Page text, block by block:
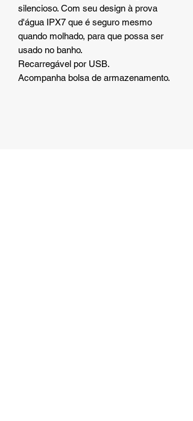
silencioso. Com seu design à prova
d'água IPX7 que é seguro mesmo
quando molhado, para que possa ser
usado no banho.
Recarregável por USB.
Acompanha bolsa de armazenamento.